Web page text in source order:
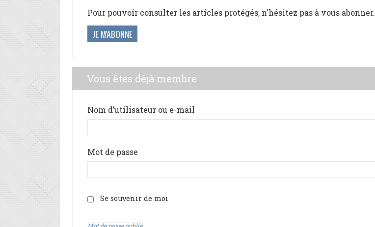
Pour pouvoir consulter les articles protégés, n'hésitez pas à vous abonner.
JE M'ABONNE
Vous êtes déjà membre
Nom d’utilisateur ou e-mail
Mot de passe
Se souvenir de moi
Mot de passe oublié